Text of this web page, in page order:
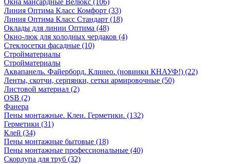
Окна мансардные Велюкс (106)
Линия Оптима Класс Комфорт (33)
Линия Оптима Класс Стандарт (18)
Оклады для линии Оптима (48)
Окно-люк для холодных чердаков (4)
Стеклосетки фасадные (10)
Стройматериалы
Стройматериалы
Аквапанель. Файерборд. Клинео. (новинки КНАУФ!) (22)
Ленты, скотчи, серпянки, сетки армировочные (50)
Листовой материал (2)
OSB (2)
Фанера
Пены монтажные. Клеи. Герметики. (132)
Герметики (31)
Клей (34)
Пены монтажные бытовые (18)
Пены монтажные профессиональные (40)
Скорлупа для труб (32)